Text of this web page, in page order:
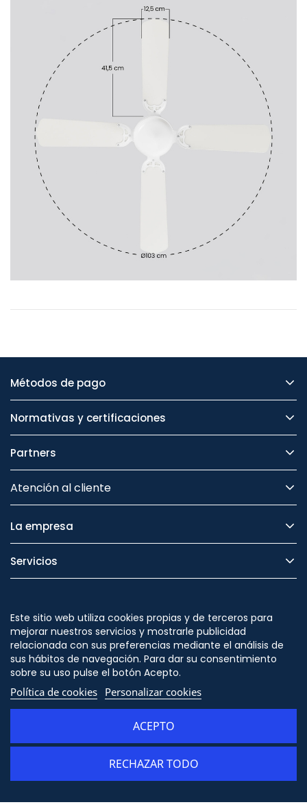
Métodos de pago
Normativas y certificaciones
Partners
Atención al cliente
La empresa
Servicios
Seguridad
Este sitio web utiliza cookies propias y de terceros para
mejorar nuestros servicios y mostrarle publicidad
relacionada con sus preferencias mediante el análisis de
sus hábitos de navegación. Para dar su consentimiento
sobre su uso pulse el botón Acepto.
Política de cookies Personalizar cookies
RECHAZAR TODO
ACEPTO
Síguenos en
© Copyright - ORION91 - CIF B10982650- Todos los derechos reservados